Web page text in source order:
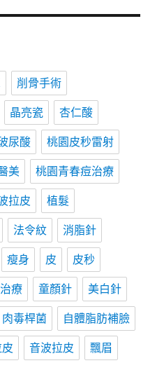
削骨手術
晶亮瓷 杏仁酸
尿酸 桃園皮秒雷射
美 桃園青春痘治療
拉皮 植髮
法令紋 消脂針
瘦身 皮 皮秒
療 童顏針 美白針
肉毒桿菌 自體脂肪補臉
音波拉皮 飄眉